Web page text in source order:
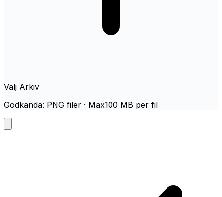
Välj Arkiv
Godkända: PNG filer · Max100 MB per fil